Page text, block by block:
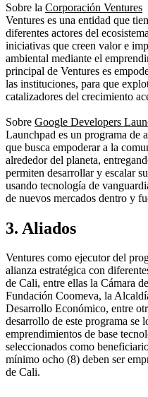
Sobre la Corporación Ventures
Ventures es una entidad que
diferentes actores del
iniciativas que creen valor e
ambiental mediante el
principal de Ventures es
las instituciones, para que
catalizadores del crecimiento
Sobre Google Developers
Launchpad es un programa de
que busca empoderar a la
alrededor del planeta,
permiten desarrollar y escalar
usando tecnología de
de nuevos mercados dentro y
3. Aliados
Ventures como ejecutor del
alianza estratégica con
de Cali, entre ellas la Cámara
Fundación Coomeva, la
Desarrollo Económico, entre
desarrollo de este programa se
emprendimientos de base
seleccionados como
mínimo ocho (8) deben ser
de Cali.